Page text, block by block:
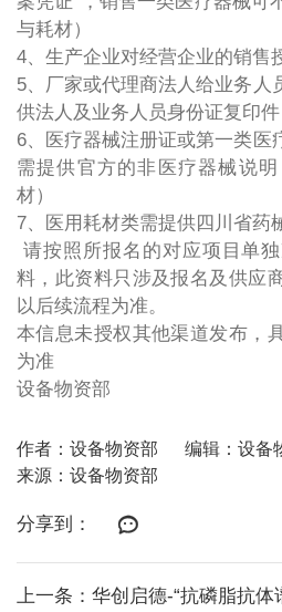
与耗材）
4、生产企业对经营企业的销售
5、厂家或代理商法人给业务人
供法人及业务人员身份证复印件
6、医疗器械注册证或第一类医
需提供官方的非医疗器械说
材）
7、医用耗材类需提供四川省药
请按照所报名的对应项目单
料，此资料只涉及报名及供应
以后续流程为准。
本信息未授权其他渠道发布，
为准
设备物资部
作者：设备物资部
编辑：设备
来源：设备物资部
分享到：
上一条：华创启德-“抗磷脂抗